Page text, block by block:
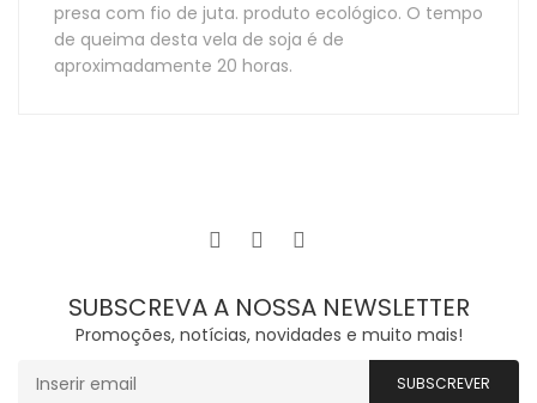
presa com fio de juta. produto ecológico. O tempo
de queima desta vela de soja é de
aproximadamente 20 horas.
SUBSCREVA A NOSSA NEWSLETTER
Promoções, notícias, novidades e muito mais!